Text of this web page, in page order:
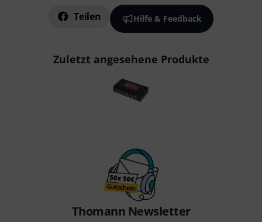
Teilen Hilfe & Feedback
Zuletzt angesehene Produkte
Thomann Newsletter